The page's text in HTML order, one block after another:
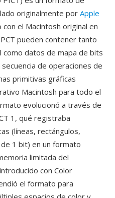
originalmente por Apple
el Macintosh original en
pueden contener tanto
datos de mapa de bits
de operaciones de
primitivas gráficas
Macintosh para todo el
evolucionó a través de
1, qué registraba
(líneas, rectángulos,
1 bit) en un formato
limitada del
con Color
el formato para